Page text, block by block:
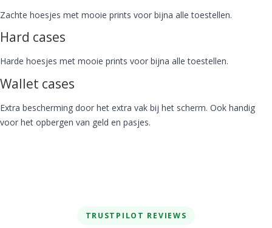
Zachte hoesjes met mooie prints voor bijna alle toestellen.
Hard cases
Harde hoesjes met mooie prints voor bijna alle toestellen.
Wallet cases
Extra bescherming door het extra vak bij het scherm. Ook handig
voor het opbergen van geld en pasjes.
TRUSTPILOT REVIEWS